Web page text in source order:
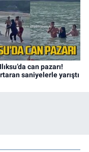
can pazarı!
saniyelerle yarıştı